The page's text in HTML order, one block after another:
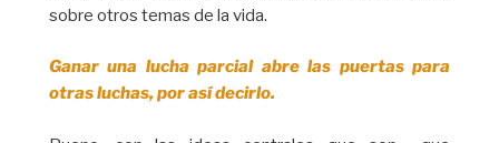
sobre otros temas de la vida.
Ganar una lucha parcial abre las puertas para
otras luchas, por así decirlo.